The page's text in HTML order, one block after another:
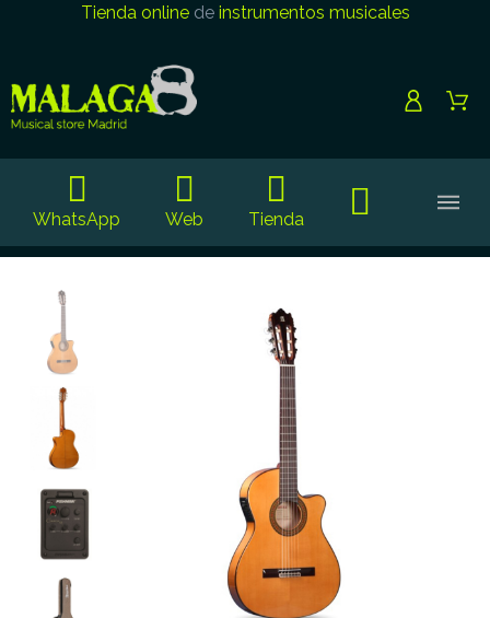
Tienda onlinede instrumentos musicales
WhatsApp Web Tienda